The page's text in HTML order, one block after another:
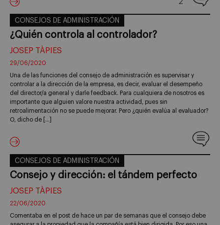
CONSEJOS DE ADMINISTRACIÓN
¿Quién controla al controlador?
JOSEP TÀPIES
29/06/2020
Una de las funciones del consejo de administración es supervisar y
controlar a la dirección de la empresa, es decir, evaluar el desempeño
del director/a general y darle feedback. Para cualquiera de nosotros es
importante que alguien valore nuestra actividad, pues sin
retroalimentación no se puede mejorar. Pero ¿quién evalúa al evaluador?
O, dicho de […]
CONSEJOS DE ADMINISTRACIÓN
Consejo y dirección: el tándem perfecto
JOSEP TÀPIES
22/06/2020
Comentaba en el post de hace un par de semanas que el consejo debe